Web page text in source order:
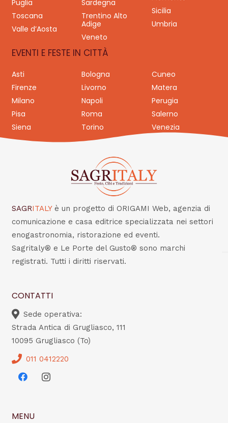
Puglia
Sardegna
Sicilia
Toscana
Trentino Alto
Adige
Umbria
Valle d’Aosta
Veneto
EVENTI E FESTE IN CITTÀ
Asti Bologna
Cuneo
Firenze
Livorno
Matera
Milano
Napoli
Perugia
Pisa
Roma
Salerno
Siena
Torino Venezia
SAGRITALY è un progetto di ORIGAMI Web, agenzia di
comunicazione e casa editrice specializzata nei settori
enogastronomia, ristorazione ed eventi.
Sagritaly® e Le Porte del Gusto® sono marchi
registrati. Tutti i diritti riservati.
CONTATTI
Sede operativa:
Strada Antica di Grugliasco, 111
10095 Grugliasco (To)
011 0412220
MENU